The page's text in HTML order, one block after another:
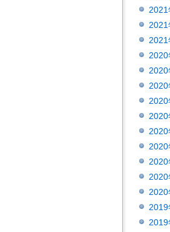
2021
2021
2021
2020
2020
2020
2020
2020
2020
2020
2020
2020
2020
2019
2019